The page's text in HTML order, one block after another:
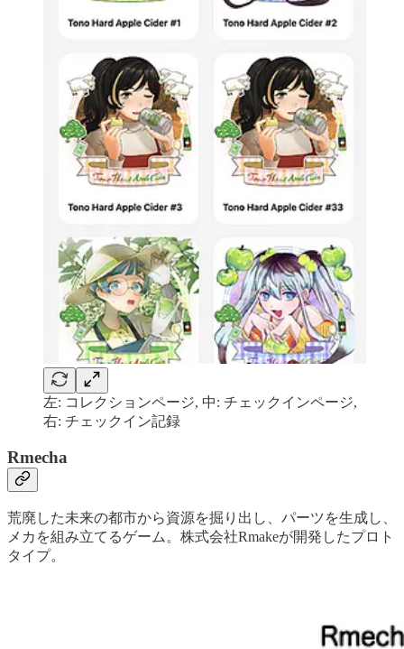
左: コレクションページ, 中: チェックインページ,
右: チェックイン記録
Rmecha
荒廃した未来の都市から資源を掘り出し、パーツを生成し、
メカを組み立てるゲーム。株式会社Rmakeが開発したプロト
タイプ。